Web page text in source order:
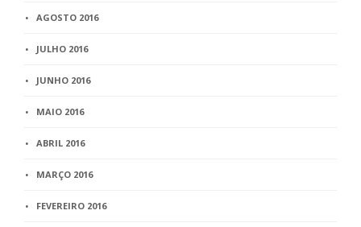
AGOSTO 2016
JULHO 2016
JUNHO 2016
MAIO 2016
ABRIL 2016
MARÇO 2016
FEVEREIRO 2016